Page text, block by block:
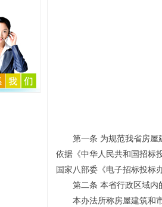
第一条 为规范我省房屋建
依据《中华人民共和国招标
国家八部委《电子招标投标
第二条 本省行政区域内的
本办法所称房屋建筑和市